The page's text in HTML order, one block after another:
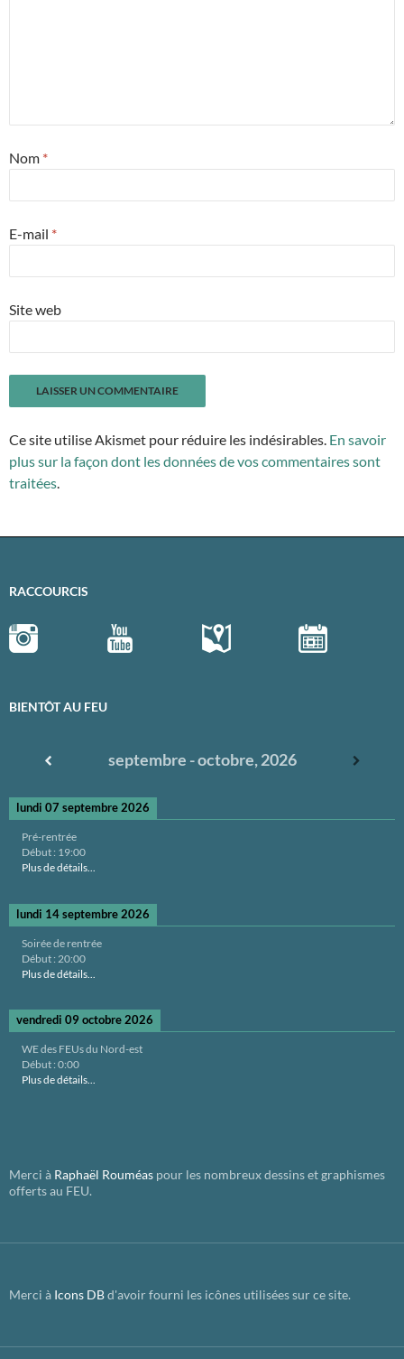
Nom *
E-mail *
Site web
Ce site utilise Akismet pour réduire les indésirables. En savoir
plus sur la façon dont les données de vos commentaires sont
traitées.
RACCOURCIS
BIENTÔT AU FEU
septembre - octobre, 2026
lundi 07 septembre 2026
Pré-rentrée
Début : 19:00
Plus de détails...
lundi 14 septembre 2026
Soirée de rentrée
Début : 20:00
Plus de détails...
vendredi 09 octobre 2026
WE des FEUs du Nord-est
Début : 0:00
Plus de détails...
Merci à Raphaël Rouméas pour les nombreux dessins et graphismes
offerts au FEU.
Merci à Icons DBd'avoir fourni les icônes utilisées sur ce site.